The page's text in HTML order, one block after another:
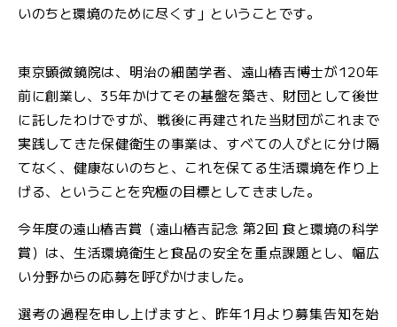
いのちと環境のために尽くす」ということです。
東京顕微鏡院は、明治の細菌学者、遠山椿吉博士が120年
前に創業し、35年かけてその基盤を築き、財団として後世
に託したわけですが、戦後に再建された当財団がこれまで
実践してきた保健衛生の事業は、すべての人びとに分け隔
てなく、健康ないのちと、これを保てる生活環境を作り上
げる、ということを究極の目標としてきました。
今年度の遠山椿吉賞（遠山椿吉記念 第2回 食と環境の科学
賞）は、生活環境衛生と食品の安全を重点課題とし、幅広
い分野からの応募を呼びかけました。
選考の過程を申し上げますと、昨年1月より募集告知を始